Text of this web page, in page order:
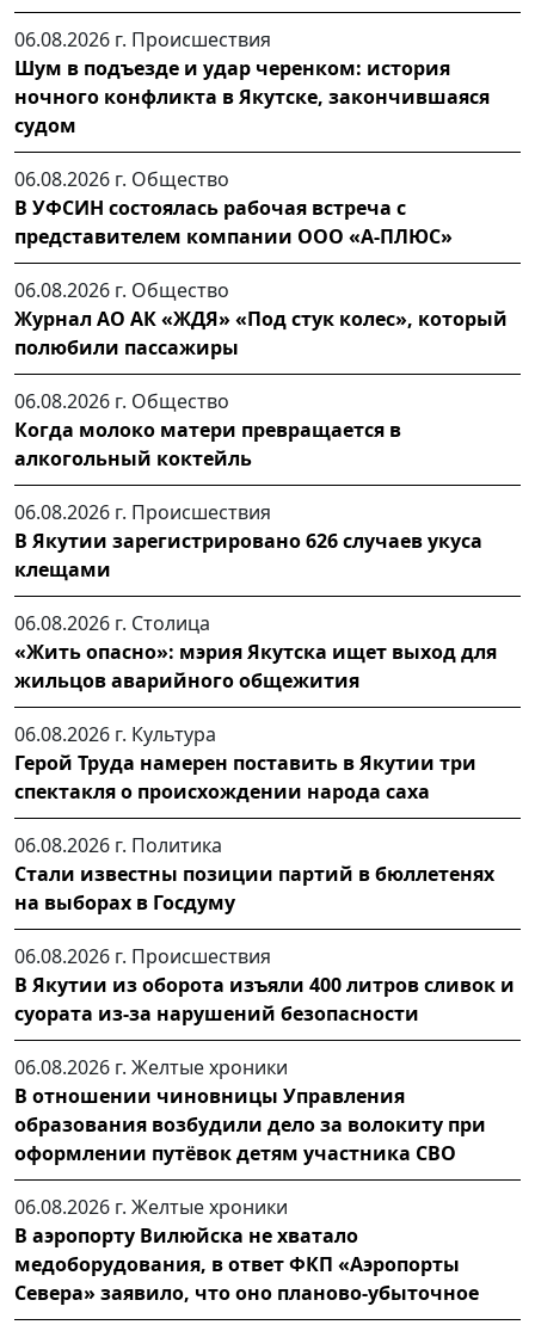
06.08.2026 г. Происшествия
Шум в подъезде и удар черенком: история
ночного конфликта в Якутске, закончившаяся
судом
06.08.2026 г. Общество
В УФСИН состоялась рабочая встреча с
представителем компании ООО «А-ПЛЮС»
06.08.2026 г. Общество
Журнал АО АК «ЖДЯ» «Под стук колес», который
полюбили пассажиры
06.08.2026 г. Общество
Когда молоко матери превращается в
алкогольный коктейль
06.08.2026 г. Происшествия
В Якутии зарегистрировано 626 случаев укуса
клещами
06.08.2026 г. Столица
«Жить опасно»: мэрия Якутска ищет выход для
жильцов аварийного общежития
06.08.2026 г. Культура
Герой Труда намерен поставить в Якутии три
спектакля о происхождении народа саха
06.08.2026 г. Политика
Стали известны позиции партий в бюллетенях
на выборах в Госдуму
06.08.2026 г. Происшествия
В Якутии из оборота изъяли 400 литров сливок и
суората из-за нарушений безопасности
06.08.2026 г. Желтые хроники
В отношении чиновницы Управления
образования возбудили дело за волокиту при
оформлении путёвок детям участника СВО
06.08.2026 г. Желтые хроники
В аэропорту Вилюйска не хватало
медоборудования, в ответ ФКП «Аэропорты
Севера» заявило, что оно планово-убыточное